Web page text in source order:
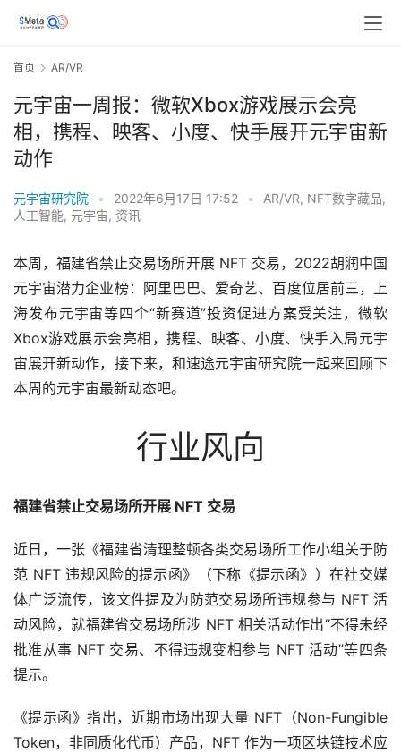
首页 AR/VR
元宇宙一周报：微软Xbox游戏展示会亮
相，携程、映客、小度、快手展开元宇宙新
动作
元宇宙研究院 • 2022年6月17日 17:52 • AR/VR, NFT数字藏品,
人工智能, 元宇宙, 资讯
本周，福建省禁止交易场所开展 NFT 交易，2022胡润中国
元宇宙潜力企业榜：阿里巴巴、爱奇艺、百度位居前三，上
海发布元宇宙等四个“新赛道”投资促进方案受关注，微软
Xbox游戏展示会亮相，携程、映客、小度、快手入局元宇
宙展开新动作，接下来，和速途元宇宙研究院一起来回顾下
本周的元宇宙最新动态吧。
行业风向
福建省禁止交易场所开展 NFT 交易
近日，一张《福建省清理整顿各类交易场所工作小组关于防
范 NFT 违规风险的提示函》（下称《提示函》）在社交媒
体广泛流传，该文件提及为防范交易场所违规参与 NFT 活
动风险，就福建省交易场所涉 NFT 相关活动作出“不得未经
批准从事 NFT 交易、不得违规变相参与 NFT 活动”等四条
提示。
《提示函》指出，近期市场出现大量 NFT（Non-Fungible
Token，非同质化代币）产品，NFT 作为一项区块链技术应